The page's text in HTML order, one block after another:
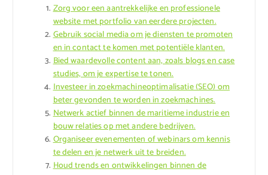
Zorg voor een aantrekkelijke en professionele
website met portfolio van eerdere projecten.
Gebruik social media om je diensten te promoten
en in contact te komen met potentiële klanten.
Bied waardevolle content aan, zoals blogs en case
studies, om je expertise te tonen.
Investeer in zoekmachineoptimalisatie (SEO) om
beter gevonden te worden in zoekmachines.
Netwerk actief binnen de maritieme industrie en
bouw relaties op met andere bedrijven.
Organiseer evenementen of webinars om kennis
te delen en je netwerk uit te breiden.
Houd trends en ontwikkelingen binnen de